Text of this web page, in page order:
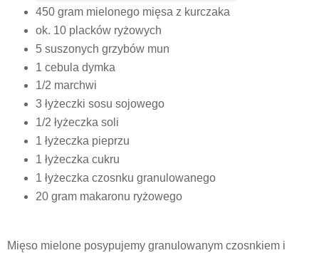
450 gram mielonego mięsa z kurczaka
ok. 10 placków ryżowych
5 suszonych grzybów mun
1 cebula dymka
1/2 marchwi
3 łyżeczki sosu sojowego
1/2 łyżeczka soli
1 łyżeczka pieprzu
1 łyżeczka cukru
1 łyżeczka czosnku granulowanego
20 gram makaronu ryżowego
Mięso mielone posypujemy granulowanym czosnkiem i